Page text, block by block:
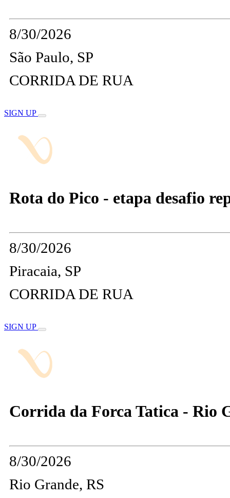
8/30/2026
São Paulo, SP
CORRIDA DE RUA
SIGN UP
Rota do Pico - etapa desafio
8/30/2026
Piracaia, SP
CORRIDA DE RUA
SIGN UP
Corrida da Forca Tatica - Rio
8/30/2026
Rio Grande, RS